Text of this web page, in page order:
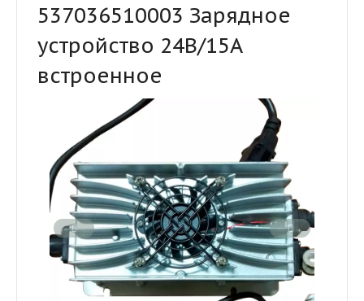
537036510003 Зарядное
устройство 24В/15А
встроенное